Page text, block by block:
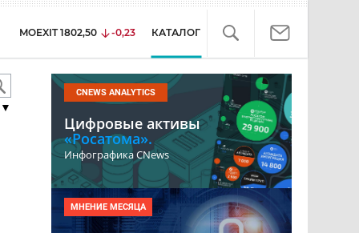
MOEXIT 1802,50 -0,23 КАТАЛОГ
CNEWS ANALYTICS
Цифровые активы
«Росатома».
Инфографика CNews
МНЕНИЕ МЕСЯЦА